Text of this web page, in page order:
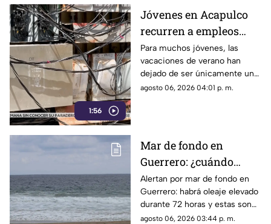
1:56
Jóvenes en Acapulco
recurren a empleos
temporales ante el
próximo ciclo escolar
Para muchos jóvenes, las
vacaciones de verano han
dejado de ser únicamente un
periodo de descanso y
agosto 06, 2026 04:01 p. m.
Mar de fondo en
Guerrero: ¿cuándo
llegará y qué zonas de
Acapulco serán
afectadas?
Alertan por mar de fondo en
Guerrero: habrá oleaje elevado
durante 72 horas y estas son
las zonas de Acapulco con
agosto 06, 2026 03:44 p. m.